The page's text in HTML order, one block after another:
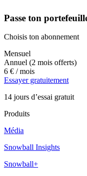
Passe ton
Choisis ton abonnement
Mensuel
Annuel (2 mois offerts)
6 € / mois
Essayer gratuitement
14 jours d’essai gratuit
Produits
Média
Snowball Insights
Snowball+